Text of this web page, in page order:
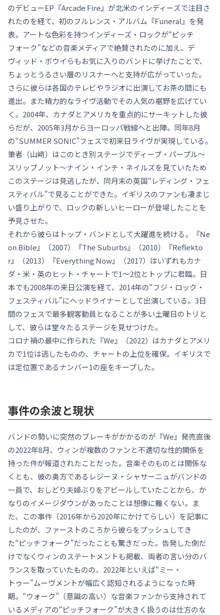
のデビューEP『Arcade Fire』が北米のインディーズで注目さ
れたのを経て、初のフルレンス・アルバム『Funeral』を発
表。アートな色彩を持つインディーズ・ロックが“ピッチ
フォーク”などの音楽メディアで絶賛されたのに加え、デ
ヴィッド・ボウイらもお気に入りのバンドに挙げたことで、
ちょっとうるさい層のリスナーへと支持が広がっていった。
さらに彼らは各国のテレビやラジオに出演してお茶の間にも
進出。また精力的なライヴ活動でその人気の裾野を広げてい
く。2004年、カナダとアメリカを重点的にサーキットした彼
らだが、2005年3月からヨーロッパ戦線へと出陣。同年8月
の“SUMMER SONIC”フェスで初来日ライヴが実現している。
筆者（山﨑）はこのとき別ステージでディープ・パープル〜
スリップノット〜ナイン・インチ・ネイルズを見ていたため
このステージは見逃したが、同月末の英国“レディング・フェ
スティバル”で見ることができた。イギリスのファンも凄まじ
い盛り上がりで、ロックの新しいヒーローが登場したことを
予見させた。
それから彼らはトップ・バンドとして大躍進を続ける。『Ne
on Bible』（2007）『The Suburbs』（2010）『Reflekto
r』（2013）『Everything Now』（2017）はいずれもカナ
ダ・米・英のヒット・チャートで1〜2位とトップに君臨。日
本でも2008年の来日公演を経て、2014年の“フジ・ロック・
フェスティバル”にヘッドライナーとして出演している。3日
間のフェスで最多観客動員となることが多い土曜日のトリと
して、彼らは堂々たるステージを見せつけた。
コロナ禍の最中に作られた『We』（2022）はカナダとアメリ
カで1位は逃したものの、チャートの上位を確保。イギリスで
は定位置であるナンバー1の座をキープした。
事件の余波と現状
バンドの勢いに突然のブレーキがかかるのが『We』発売直後
の2022年8月、ウィンが複数のファンと不適切な性的関係を
持った件が報道されたことだった。音楽そのものとは関係な
くとも、彼の奥方であるレジーヌ・シャサーニュがバンドの
一員で、おしどり夫婦ぶりをアピールしていたことから、か
なりのイメージダウンがあったことは想像に難くない。ま
た、この事件（2016年から2020年にかけてらしい）を記事に
したのが、ファーストのころから彼らをプッシュしてき
た“ピッチフォーク”だったことも驚きだった。告発した側だ
けでなくウィンのステートメントも掲載、両者の言い分のバ
ランスを取っていたものの、2022年といえば“ミー・
トゥー”ムーヴメントが幅広く認知されるようになった時
期。“ウォーク”（意識の高い）な音楽ファンから支持されて
いるメディアの“ピッチフォーク”が大きく扱うのは仕方のな